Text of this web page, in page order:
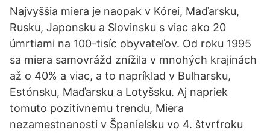
Najvyššia miera je naopak v Kórei, Maďarsku,
Rusku, Japonsku a Slovinsku s viac ako 20
úmrtiami na 100-tisíc obyvateľov. Od roku 1995
sa miera samovrážd znížila v mnohých krajinách
až o 40% a viac, a to napríklad v Bulharsku,
Estónsku, Maďarsku a Lotyšsku. Aj napriek
tomuto pozitívnemu trendu, Miera
nezamestnanosti v Španielsku vo 4. štvrťroku